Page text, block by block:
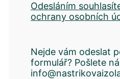
Odesláním
ochrany osobních
Nejde vám odeslat
formulář? Pošlete